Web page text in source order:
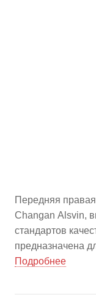
Передняя
Changan Alsvin,
стандартов
предназначена
светового
моделью
Подробнее